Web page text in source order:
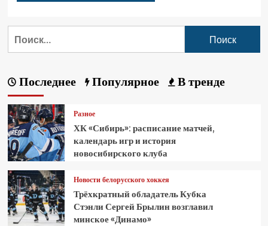
Последнее Популярное В тренде
Разное
ХК «Сибирь»: расписание матчей,
календарь игр и история
новосибирского клуба
Новости белорусского хоккея
Трёхкратный обладатель Кубка
Стэнли Сергей Брылин возглавил
минское «Динамо»